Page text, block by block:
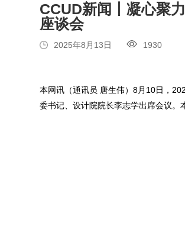
CCUD新闻丨凝心聚
座谈会
2025年8月13日 1930
本网讯（通讯员 唐生伟）8月10日，
委书记、设计院院长李志学出席会议。